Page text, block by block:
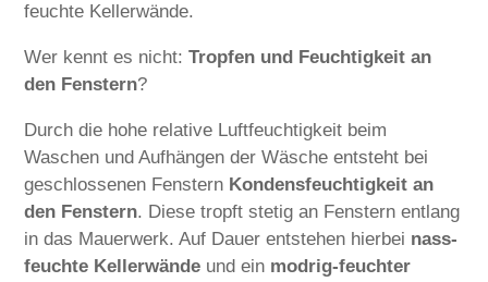
feuchte Kellerwände.
Wer kennt es nicht:Tropfen und Feuchtigkeit an
den Fenstern?
Durch die hohe relative Luftfeuchtigkeit beim
Waschen und Aufhängen der Wäsche entsteht bei
geschlossenen Fenstern Kondensfeuchtigkeit an
den Fenstern. Diese tropft stetig an Fenstern entlang
in das Mauerwerk. Auf Dauer entstehen hierbei nass-
feuchte Kellerwände und ein modrig-feuchter